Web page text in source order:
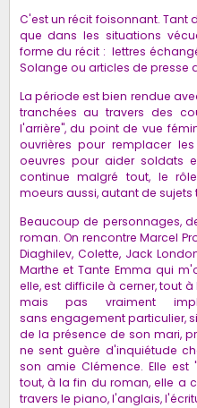
C'est un récit foisonnant. Tant
que dans les situations
forme du récit : lettres
Solange ou articles de presse
La période est bien rendue
tranchées au travers des
l'arrière", du point de vue
ouvrières pour remplacer
oeuvres pour aider soldats
continue malgré tout, le
moeurs aussi, autant de sujets
Beaucoup de personnages,
roman. On rencontre Marcel
Diaghilev, Colette, Jack
Marthe et Tante Emma qui
elle, est difficile à cerner, tout
mais pas vraiment
sans engagement particulier,
de la présence de son mari,
ne sent guère d'inquiétude
son amie Clémence. Elle
tout, à la fin du roman, elle a
travers le piano, l'anglais,